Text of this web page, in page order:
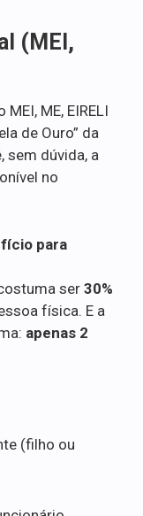
(MEI,
ME, EIRELI
de Ouro” da
sem dúvida, a
no
para
ser 30%
física. E a
apenas 2
(filho ou